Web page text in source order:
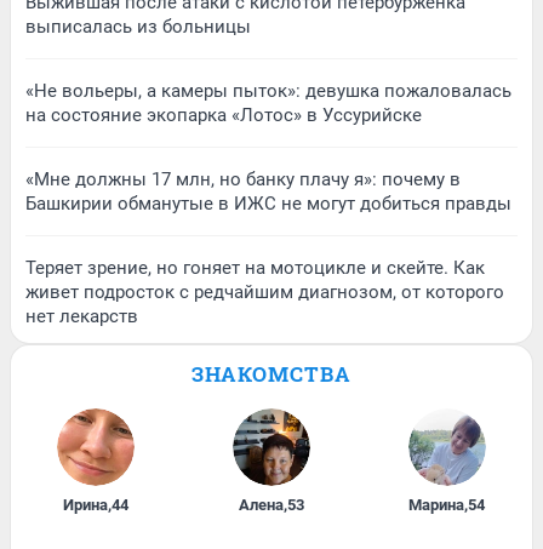
выписалась из больницы
«Не вольеры, а камеры пыток»: девушка пожаловалась
на состояние экопарка «Лотос» в Уссурийске
«Мне должны 17 млн, но банку плачу я»: почему в
Башкирии обманутые в ИЖС не могут добиться правды
Теряет зрение, но гоняет на мотоцикле и скейте. Как
живет подросток с редчайшим диагнозом, от которого
нет лекарств
ЗНАКОМСТВА
Ирина,44 Алена,53 Марина,54